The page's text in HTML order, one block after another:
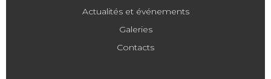
Actualités et événements
Galeries
Contacts